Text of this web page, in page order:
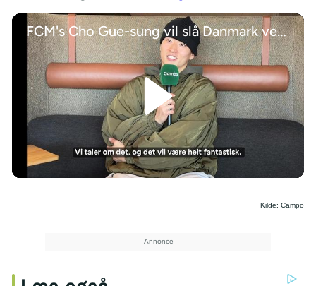
FCM's Cho Gue-sung vil slå Danmark ved VM 2026
/
Kilde: Campo